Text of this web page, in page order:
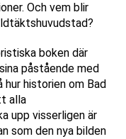
Och vem blir
boken där
påstående med
historien om Bad
alla
upp visserligen är
som den nya bilden